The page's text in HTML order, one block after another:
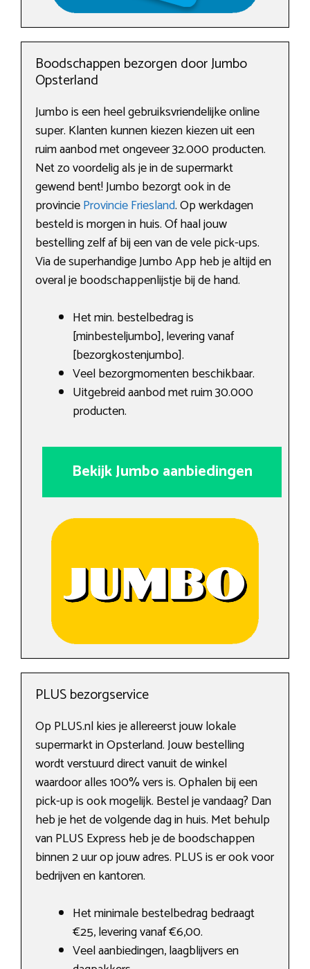
Boodschappen bezorgen door Jumbo
Opsterland
Jumbo is een heel gebruiksvriendelijke online
super. Klanten kunnen kiezen kiezen uit een
ruim aanbod met ongeveer 32.000 producten.
Net zo voordelig als je in de supermarkt
gewend bent! Jumbo bezorgt ook in de
provincieProvincie Friesland. Op werkdagen
besteld is morgen in huis. Of haal jouw
bestelling zelf af bij een van de vele pick-ups.
Via de superhandige Jumbo App heb je altijd en
overal je boodschappenlijstje bij de hand.
Het min. bestelbedrag is
[minbesteljumbo], levering vanaf
[bezorgkostenjumbo].
Veel bezorgmomenten beschikbaar.
Uitgebreid aanbod met ruim 30.000
producten.
Bekijk Jumbo aanbiedingen
PLUS bezorgservice
Op PLUS.nl kies je allereerst jouw lokale
supermarkt in Opsterland. Jouw bestelling
wordt verstuurd direct vanuit de winkel
waardoor alles 100% vers is. Ophalen bij een
pick-up is ook mogelijk. Bestel je vandaag? Dan
heb je het de volgende dag in huis. Met behulp
van PLUS Express heb je de boodschappen
binnen 2 uur op jouw adres. PLUS is er ook voor
bedrijven en kantoren.
Het minimale bestelbedrag bedraagt
€25, levering vanaf €6,00.
Veel aanbiedingen, laagblijvers en